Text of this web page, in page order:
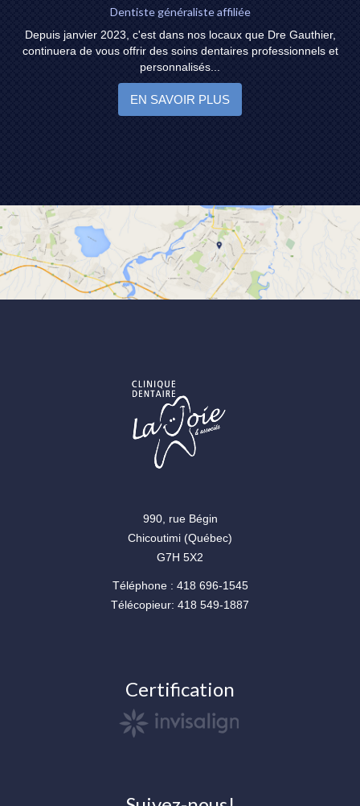
Dentiste généraliste affiliée
Depuis janvier 2023, c'est dans nos locaux que Dre Gauthier,
continuera de vous offrir des soins dentaires professionnels et
personnalisés...
EN SAVOIR PLUS
990, rue Bégin
Chicoutimi (Québec)
G7H 5X2
Téléphone : 418 696-1545
Télécopieur: 418 549-1887
Certification